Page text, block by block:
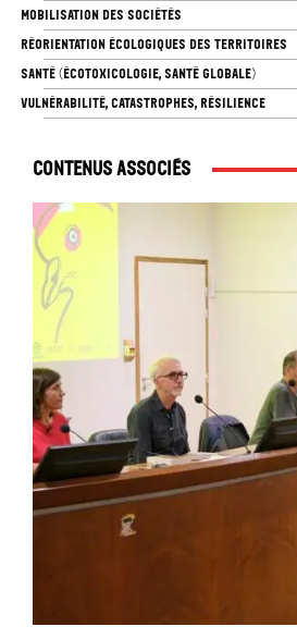
MOBILISATION DES SOCIÉTÉS
RÉORIENTATION ÉCOLOGIQUES DES TERRITOIRES
SANTÉ (ÉCOTOXICOLOGIE, SANTÉ GLOBALE)
VULNÉRABILITÉ, CATASTROPHES, RÉSILIENCE
Contenus associés